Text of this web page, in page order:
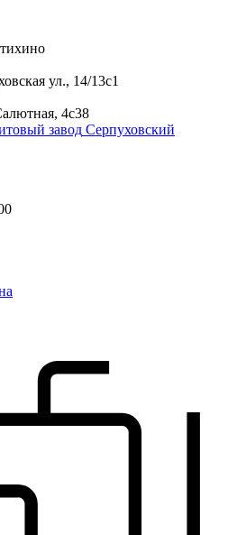
ул., 14/13с1
4с38
Серпуховский